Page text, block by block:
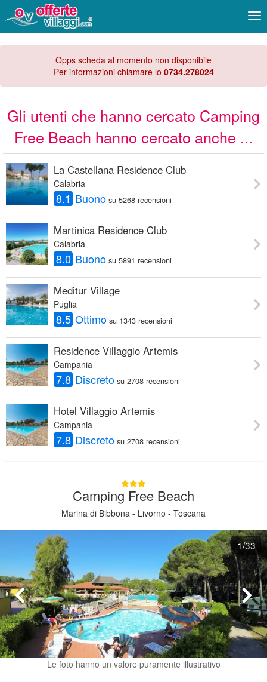
Opps scheda al momento non disponibile
Per informazioni chiamare lo 0734.278024
Gli utenti che hanno cercato Camping
Free Beach hanno cercato anche ...
La Castellana Residence Club
Calabria
8.1 Buono su 5268 recensioni
Martinica Residence Club
Calabria
8.0 Buono su 5891 recensioni
Meditur Village
Puglia
8.5 Ottimo su 1343 recensioni
Residence Villaggio Artemis
Campania
7.8 Discreto su 2708 recensioni
Hotel Villaggio Artemis
Campania
7.8 Discreto su 2708 recensioni
Camping Free Beach
Marina di Bibbona - Livorno - Toscana
1/33
Le foto hanno un valore puramente illustrativo